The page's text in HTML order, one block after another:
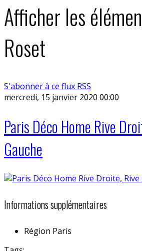
Afficher les
Roset
S'abonner à ce flux RSS
mercredi, 15 janvier 2020 00:00
Paris Déco Home Rive
Gauche
Informations supplémentaires
Région Paris